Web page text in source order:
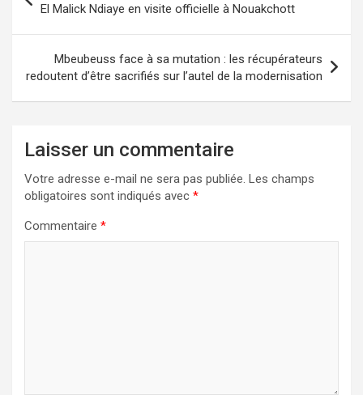
El Malick Ndiaye en visite officielle à Nouakchott
Mbeubeuss face à sa mutation : les récupérateurs
redoutent d’être sacrifiés sur l’autel de la modernisation
Laisser un commentaire
Votre adresse e-mail ne sera pas publiée. Les champs
obligatoires sont indiqués avec *
Commentaire *